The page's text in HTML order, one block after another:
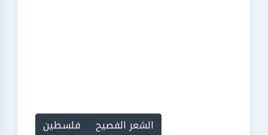
الشعر الفصيح
فلسطين